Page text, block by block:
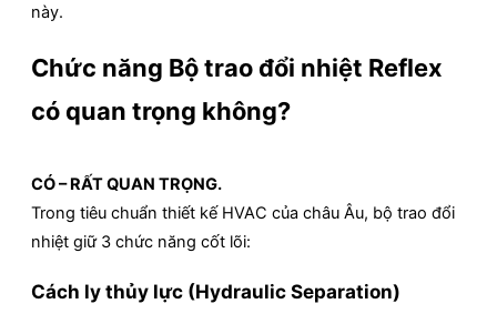
này.
Chức năng Bộ trao đổi nhiệt Reflex
có quan trọng không?
CÓ – RẤT QUAN TRỌNG.
Trong tiêu chuẩn thiết kế HVAC của châu Âu, bộ trao đổi
nhiệt giữ 3 chức năng cốt lõi:
Cách ly thủy lực (Hydraulic Separation)